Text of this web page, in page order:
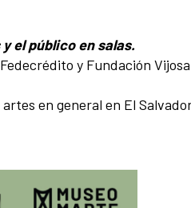
el público en salas.
y Fundación
en general en El